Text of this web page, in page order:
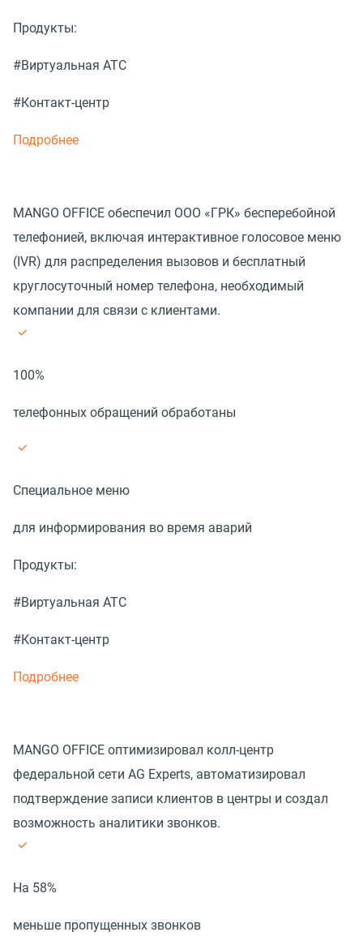
Продукты:
#Виртуальная АТС
#Контакт-центр
Подробнее
MANGO OFFICE обеспечил ООО «ГРК» бесперебойной
телефонией, включая интерактивное голосовое меню
(IVR) для распределения вызовов и бесплатный
круглосуточный номер телефона, необходимый
компании для связи с клиентами.
100%
телефонных обращений обработаны
Специальное меню
для информирования во время аварий
Продукты:
#Виртуальная АТС
#Контакт-центр
Подробнее
MANGO OFFICE оптимизировал колл-центр
федеральной сети AG Experts, автоматизировал
подтверждение записи клиентов в центры и создал
возможность аналитики звонков.
На 58%
меньше пропущенных звонков